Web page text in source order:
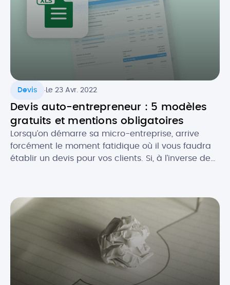
Devis .Le 23 Avr. 2022
Devis auto-entrepreneur : 5 modèles
gratuits et mentions obligatoires
Lorsqu’on démarre sa micro-entreprise, arrive
forcément le moment fatidique où il vous faudra
établir un devis pour vos clients. Si, à l’inverse de
devis en tant que micro-entrepreneur ? Que doit-
il contenir au niveau […]